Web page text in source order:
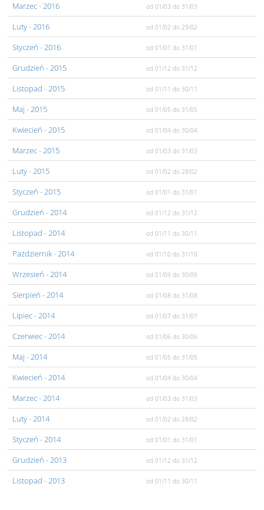
Marzec- 2016 od 01/03 do 31/03
Luty- 2016 od 01/02 do 29/02
Styczeń - 2016 od 01/01 do 31/01
Grudzień - 2015 od 01/12 do 31/12
Listopad - 2015 od 01/11 do 30/11
Maj - 2015 od 01/05 do 31/05
Kwiecień - 2015 od 01/04 do 30/04
Marzec- 2015 od 01/03 do 31/03
Luty- 2015 od 01/02 do 28/02
Styczeń - 2015 od 01/01 do 31/01
Grudzień - 2014 od 01/12 do 31/12
Listopad - 2014 od 01/11 do 30/11
Pażdziernik- 2014 od 01/10 do 31/10
Wrzesień - 2014 od 01/09 do 30/09
Sierpień - 2014 od 01/08 do 31/08
Lipiec- 2014 od 01/07 do 31/07
Czerwiec- 2014 od 01/06 do 30/06
Maj - 2014 od 01/05 do 31/05
Kwiecień - 2014 od 01/04 do 30/04
Marzec- 2014 od 01/03 do 31/03
Luty- 2014 od 01/02 do 28/02
Styczeń - 2014 od 01/01 do 31/01
Grudzień - 2013 od 01/12 do 31/12
Listopad - 2013 od 01/11 do 30/11